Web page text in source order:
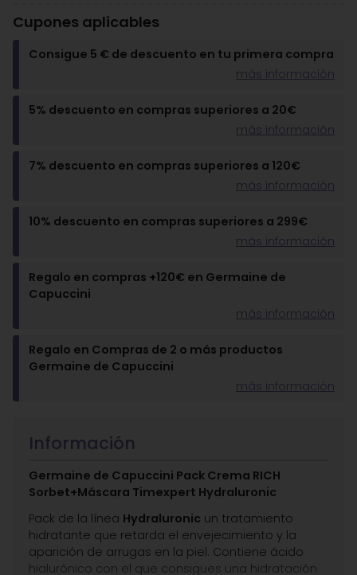
Cupones aplicables
Consigue 5 € de descuento en tu primera compra
más información
5% descuento en compras superiores a 20€
más información
7% descuento en compras superiores a 120€
más información
10% descuento en compras superiores a 299€
más información
Regalo en compras +120€ en Germaine de
Capuccini
más información
Regalo en Compras de 2 o más productos
Germaine de Capuccini
más información
Información
Germaine de Capuccini Pack Crema RICH
Sorbet+Máscara Timexpert Hydraluronic
Pack de la línea Hydraluronic un tratamiento
hidratante que retarda el envejecimiento y la
aparición de arrugas en la piel. Contiene ácido
hialurónico con el que consigues una hidratación